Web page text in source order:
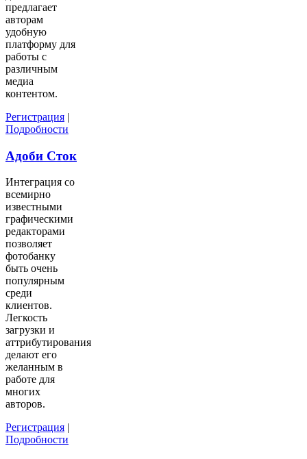
предлагает
авторам
удобную
платформу для
работы с
различным
медиа
контентом.
Регистрация |
Подробности
Адоби Сток
Интеграция со
всемирно
известными
графическими
редакторами
позволяет
фотобанку
быть очень
популярным
среди
клиентов.
Легкость
загрузки и
аттрибутирования
делают его
желанным в
работе для
многих
авторов.
Регистрация |
Подробности